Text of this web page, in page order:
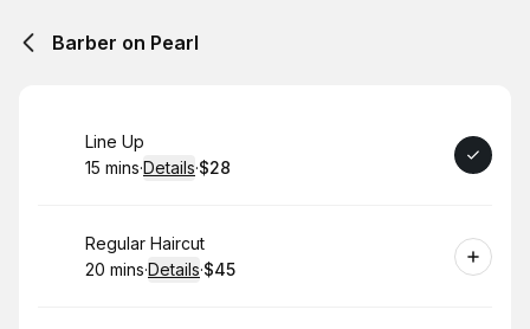
Barber on Pearl
Book
Line Up
.Duration:
15 mins·Details·
.Price
$28
Book
Regular Haircut
.Duration:
20 mins·Details·
.Price
$45